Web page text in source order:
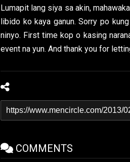
Lumapit lang siya sa akin,
libido ko kaya ganun. Sorry po
ninyo. First time kop o kasing
event na yun. And thank you for
COMMENTS